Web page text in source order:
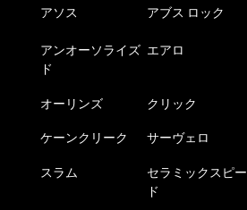
アソス アブス ロック
アンオーソライズ
ド
エアロ
オーリンズ クリック
ケーンクリーク サーヴェロ
スラム
セラミックスピー
ド